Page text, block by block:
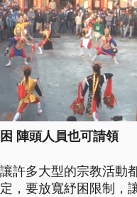
陣頭人員也可請領
許多大型的宗教活動
，要放寬紓困限制，